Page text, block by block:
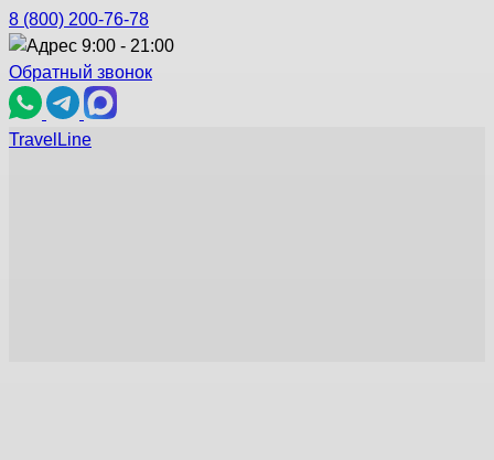
8 (800) 200-76-78
9:00 - 21:00
Обратный звонок
TravelLine